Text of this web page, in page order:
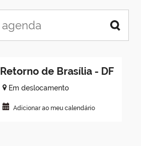
Retorno de Brasília - DF
Em deslocamento
Adicionar ao meu calendário